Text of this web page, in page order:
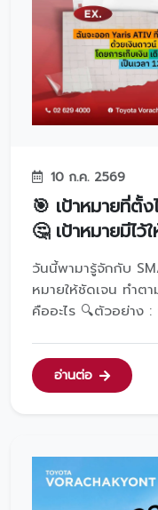
10 ก.ค. 2569
🎯 เป้าหมายที่ตั้
🤔 เป้าหมายมีไว้
วันนี้พามารู้จักกับ
หมายให้ชัดเจน ทำต
คืออะไร 🔍ตัวอย่าง :
ตัวอย่าง : ด้วยเงิน
ตามเป้าหมาย 🛠️🧰ตัว
- วิธีก...
อ่านต่อ